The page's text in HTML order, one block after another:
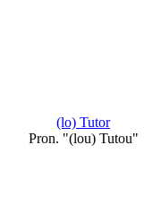
(lo) Tutor
Pron. "(lou) Tutou"